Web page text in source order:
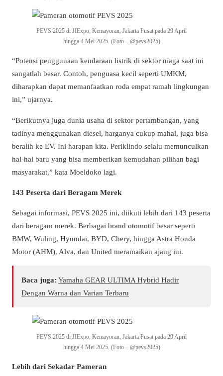
PEVS 2025 di JIExpo, Kemayoran, Jakarta Pusat pada 29 April
hingga 4 Mei 2025. (Foto – @pevs2025)
“Potensi penggunaan kendaraan listrik di sektor niaga saat ini
sangatlah besar. Contoh, penguasa kecil seperti UMKM,
diharapkan dapat memanfaatkan roda empat ramah lingkungan
ini,” ujarnya.
“Berikutnya juga dunia usaha di sektor pertambangan, yang
tadinya menggunakan diesel, harganya cukup mahal, juga bisa
beralih ke EV. Ini harapan kita. Periklindo selalu memunculkan
hal-hal baru yang bisa memberikan kemudahan pilihan bagi
masyarakat,” kata Moeldoko lagi.
143 Peserta dari Beragam Merek
Sebagai informasi, PEVS 2025 ini, diikuti lebih dari 143 peserta
dari beragam merek. Berbagai brand otomotif besar seperti
BMW, Wuling, Hyundai, BYD, Chery, hingga Astra Honda
Motor (AHM), Alva, dan United meramaikan ajang ini.
Baca juga: Yamaha GEAR ULTIMA Hybrid Hadir
Dengan Warna dan Varian Terbaru
PEVS 2025 di JIExpo, Kemayoran, Jakarta Pusat pada 29 April
hingga 4 Mei 2025. (Foto – @pevs2025)
Lebih dari Sekadar Pameran